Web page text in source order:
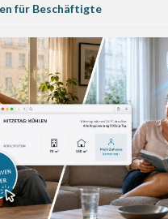
für Beschäftigte